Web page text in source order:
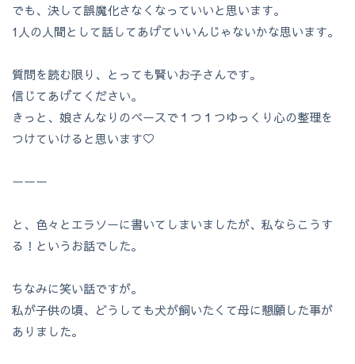
でも、決して誤魔化さなくなっていいと思います。
1人の人間として話してあげていいんじゃないかな思います。
質問を読む限り、とっても賢いお子さんです。
信じてあげてください。
きっと、娘さんなりのペースで１つ１つゆっくり心の整理を
つけていけると思います♡
ーーー
と、色々とエラソーに書いてしまいましたが、私ならこうす
る！というお話でした。
ちなみに笑い話ですが。
私が子供の頃、どうしても犬が飼いたくて母に懇願した事が
ありました。